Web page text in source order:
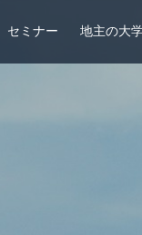
セミナー 地主の大